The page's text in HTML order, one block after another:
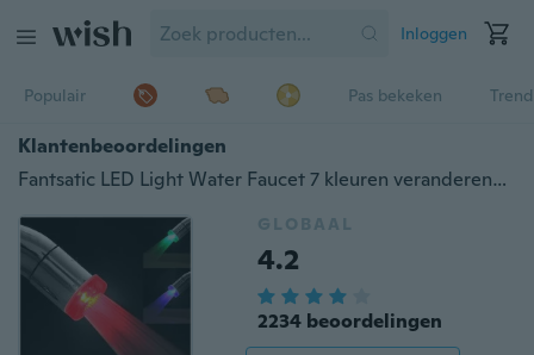
Inloggen
Populair Pas bekeken
Klantenbeoordelingen
Fantsatic LED Light Water Faucet 7 kleuren veranderende Glow Shower Stream Tap
GLOBAAL
4.2
2234 beoordelingen